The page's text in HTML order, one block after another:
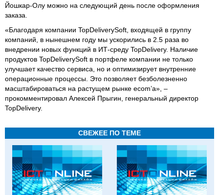
Йошкар-Олу можно на следующий день после оформления
заказа.
«Благодаря компании TopDeliverySoft, входящей в группу
компаний, в нынешнем году мы ускорились в 2.5 раза во
внедрении новых функций в ИТ-среду TopDelivery. Наличие
продуктов TopDeliverySoft в портфеле компании не только
улучшает качество сервиса, но и оптимизирует внутренние
операционные процессы. Это позволяет безболезненно
масштабироваться на растущем рынке ecom’а», –
прокомментировал Алексей Прыгин, генеральный директор
TopDelivery.
СВЕЖЕЕ ПО ТЕМЕ